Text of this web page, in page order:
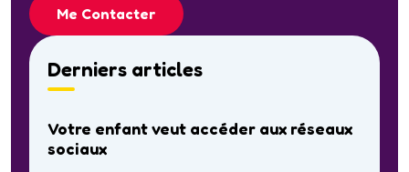
Me Contacter
Derniers articles
Votre enfant veut accéder aux réseaux
sociaux